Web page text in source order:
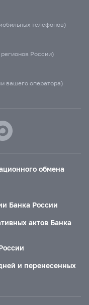
телефонов)
России)
вашего оператора)
обмена
Банка России
актов Банка
и перенесенных